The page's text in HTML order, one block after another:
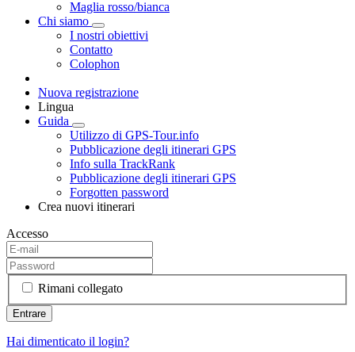
Maglia rosso/bianca
Chi siamo
I nostri obiettivi
Contatto
Colophon
Nuova registrazione
Lingua
Guida
Utilizzo di GPS-Tour.info
Pubblicazione degli itinerari GPS
Info sulla TrackRank
Pubblicazione degli itinerari GPS
Forgotten password
Crea nuovi itinerari
Accesso
Rimani collegato
Hai dimenticato il login?